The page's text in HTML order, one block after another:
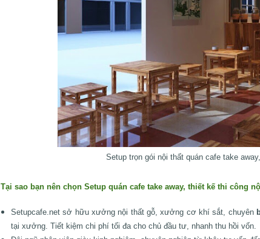
Setup trọn gói nội thất quán cafe take
Tại sao bạn nên chọn Setup quán cafe take away, thiết kế thi công
Setupcafe.net sở hữu xưởng nội thất gỗ, xưởng cơ khí sắt, chuyên
tại xưởng. Tiết kiệm chi phí tối đa cho chủ đầu tư, nhanh thu hồi vốn.